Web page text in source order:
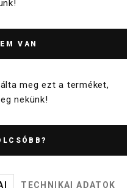
VAN
meg ezt a terméket,
nekünk!
TECHNIKAI ADATOK